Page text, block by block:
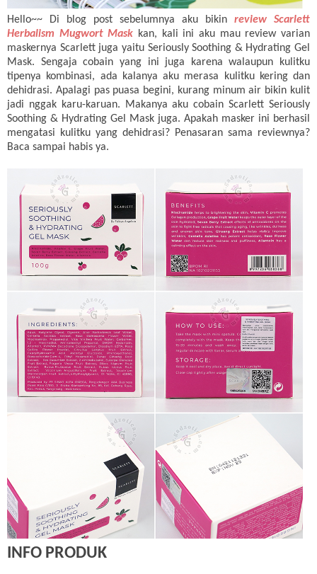
Hello~~ Di blog post sebelumnya aku bikin review Scarlett
Herbalism Mugwort Mask kan, kali ini aku mau review varian
maskernya Scarlett juga yaitu Seriously Soothing & Hydrating Gel
Mask. Sengaja cobain yang ini juga karena walaupun kulitku
tipenya kombinasi, ada kalanya aku merasa kulitku kering dan
dehidrasi. Apalagi pas puasa begini, kurang minum air bikin kulit
jadi nggak karu-karuan. Makanya aku cobain Scarlett Seriously
Soothing & Hydrating Gel Mask juga. Apakah masker ini berhasil
mengatasi kulitku yang dehidrasi? Penasaran sama reviewnya?
Baca sampai habis ya.
INFO PRODUK